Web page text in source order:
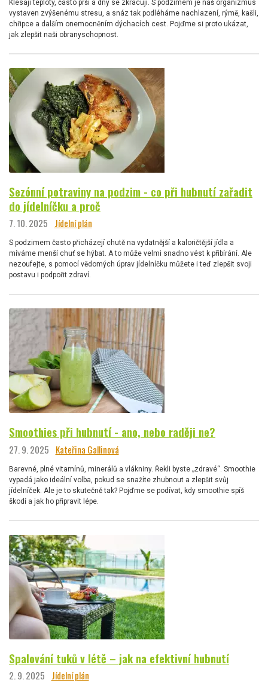
Klesají teploty, často prší a dny se zkracují. S podzimem je náš organizmus
vystaven zvýšenému stresu, a snáz tak podléháme nachlazení, rýmě, kašli,
chřipce a dalším onemocněním dýchacích cest. Pojďme si proto ukázat,
jak zlepšit naši obranyschopnost.
Sezónní potraviny na podzim - co při hubnutí zařadit
do jídelníčku a proč
7. 10. 2025 Jídelní plán
S podzimem často přicházejí chutě na vydatnější a kaloričtější jídla a
míváme menší chuť se hýbat. A to může velmi snadno vést k přibírání. Ale
nezoufejte, s pomocí vědomých úprav jídelníčku můžete i teď zlepšit svoji
postavu i podpořit zdraví.
Smoothies při hubnutí - ano, nebo raději ne?
27. 9. 2025 Kateřina Gallinová
Barevné, plné vitamínů, minerálů a vlákniny. Řekli byste „zdravé“. Smoothie
vypadá jako ideální volba, pokud se snažíte zhubnout a zlepšit svůj
jídelníček. Ale je to skutečně tak? Pojďme se podívat, kdy smoothie spíš
škodí a jak ho připravit lépe.
Spalování tuků v létě – jak na efektivní hubnutí
2. 9. 2025 Jídelní plán